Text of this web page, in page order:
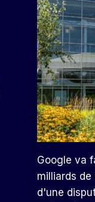
Google va
milliards
d'une